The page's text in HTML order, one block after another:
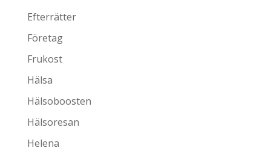
Efterrätter
Företag
Frukost
Hälsa
Hälsoboosten
Hälsoresan
Helena